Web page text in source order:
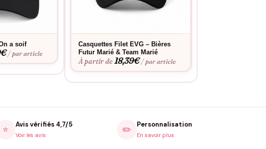
a soif
€ / par article
Casquettes Filet EVG – Bières
Futur Marié & Team Marié
À partir de18,39€ / par article
⭐ Avis vérifiés 4,7/5
Voir les avis ✏️ Personnalisation
En savoir plus